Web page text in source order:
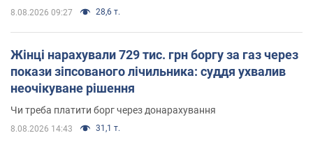
8.08.2026 09:27 28,6 т.
Жінці нарахували 729 тис. грн боргу за газ через
покази зіпсованого лічильника: суддя ухвалив
неочікуване рішення
Чи треба платити борг через донарахування
8.08.2026 14:43 31,1 т.